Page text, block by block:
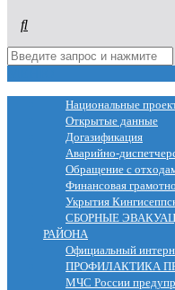
Национальные
Открытые данные
Догазификация
Аварийно-
Обращение с
Финансовая
Укрытия
СБОРНЫЕ
РАЙОНА
Официальный
ПРОФИЛАКТИКА
МЧС России